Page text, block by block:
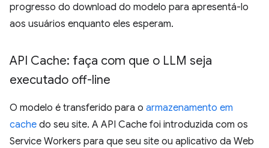
progresso do download do modelo para apresentá-lo
aos usuários enquanto eles esperam.
API Cache: faça com que o LLM seja
executado off-line
O modelo é transferido para o armazenamento em
cache do seu site. A API Cache foi introduzida com os
Service Workers para que seu site ou aplicativo da Web